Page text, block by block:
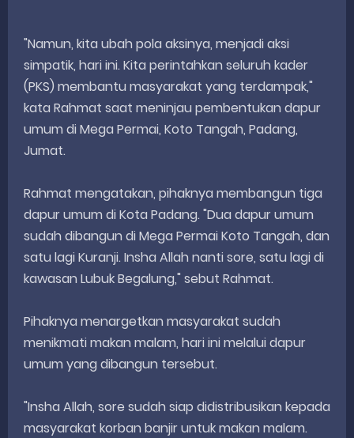
"Namun, kita ubah pola aksinya, menjadi aksi
simpatik, hari ini. Kita perintahkan seluruh kader
(PKS) membantu masyarakat yang terdampak,"
kata Rahmat saat meninjau pembentukan dapur
umum di Mega Permai, Koto Tangah, Padang,
Jumat.
Rahmat mengatakan, pihaknya membangun tiga
dapur umum di Kota Padang. "Dua dapur umum
sudah dibangun di Mega Permai Koto Tangah, dan
satu lagi Kuranji. Insha Allah nanti sore, satu lagi di
kawasan Lubuk Begalung," sebut Rahmat.
Pihaknya menargetkan masyarakat sudah
menikmati makan malam, hari ini melalui dapur
umum yang dibangun tersebut.
"Insha Allah, sore sudah siap didistribusikan kepada
masyarakat korban banjir untuk makan malam.